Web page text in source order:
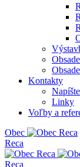
Kontakty
Linky
Voľby a
Obec
Reca
Reca